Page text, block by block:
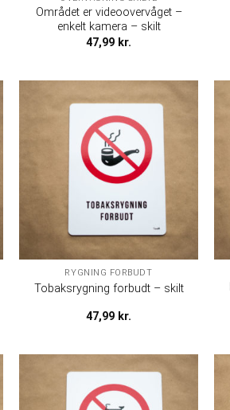
Området er videoovervåget –
enkelt kamera – skilt
47,99 kr.
RYGNING FORBUDT
Tobaksrygning forbudt – skilt
47,99 kr.